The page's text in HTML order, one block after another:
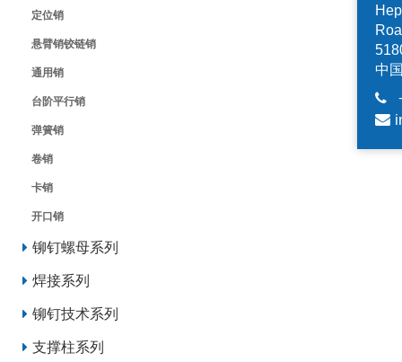
定位销
悬臂销铰链销
通用销
台阶平行销
弹簧销
卷销
卡销
开口销
铆钉螺母系列
焊接系列
铆钉技术系列
支撑柱系列
中